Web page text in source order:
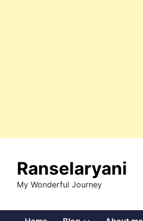
contentRanselaryani
My Wonderful Journey